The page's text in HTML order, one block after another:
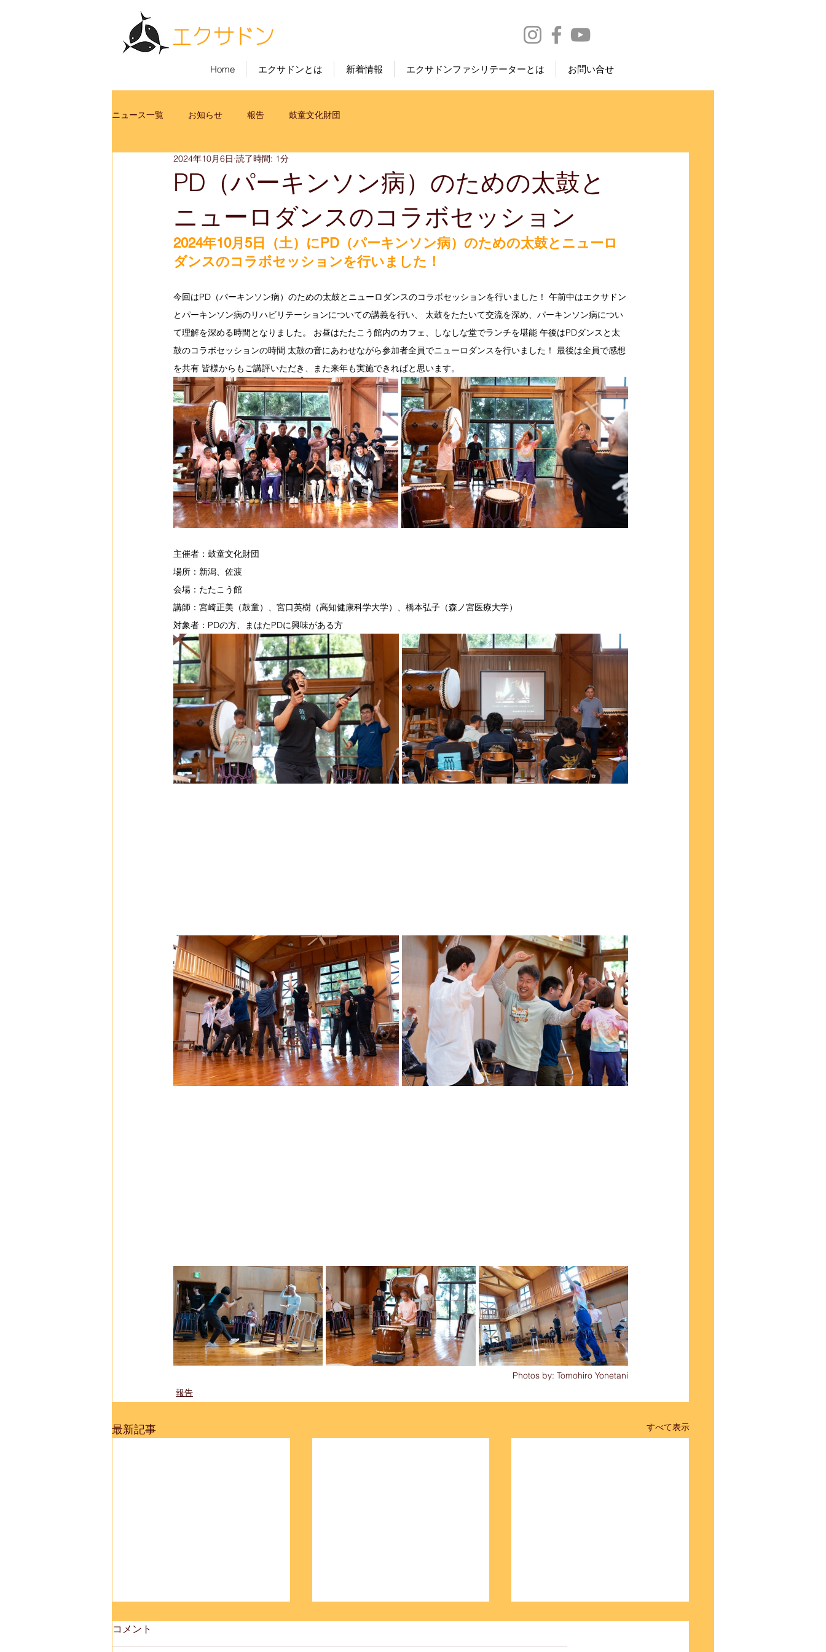
Home エクサドンとは 新着情報 エクサドンファシリテーターとは お問い合せ
ニュース一覧 お知らせ 報告 鼓童文化財団
PD（パーキンソン病）のための太鼓と
ニューロダンスのコラボセッション
2024年10月6日 読了時間: 1分
2024年10月5日（土）にPD（パーキンソン病）のための太鼓とニューロ
ダンスのコラボセッションを行いました！
今回はPD（パーキンソン病）のための太鼓とニューロダンスのコラボセッションを行いました！ 午前中はエクサドン
とパーキンソン病のリハビリテーションについての講義を行い、 太鼓をたたいて交流を深め、パーキンソン病につい
て理解を深める時間となりました。 お昼はたたこう館内のカフェ、しなしな堂でランチを堪能 午後はPDダンスと太
鼓のコラボセッションの時間 太鼓の音にあわせながら参加者全員でニューロダンスを行いました！ 最後は全員で感想
を共有 皆様からもご講評いただき、また来年も実施できればと思います。
主催者：鼓童文化財団
場所：新潟、佐渡
会場：たたこう館
講師：宮崎正美（鼓童）、宮口英樹（高知健康科学大学）、橋本弘子（森ノ宮医療大学）
対象者：PDの方、まはたPDに興味がある方
Photos by: Tomohiro Yonetani
報告
最新記事 すべて表示
コメント